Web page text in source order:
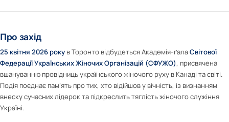
Про захід
25 квітня 2026 року в Торонто відбудеться Академія-ґалаСвітової
Федерації Українських Жіночих Організацій (СФУЖО), присвячена
вшануванню провідниць українського жіночого руху в Канаді та світі.
Подія поєднає пам’ять про тих, хто відійшов у вічність, із визнанням
внеску сучасних лідерок та підкреслить тяглість жіночого служіння
Україні.